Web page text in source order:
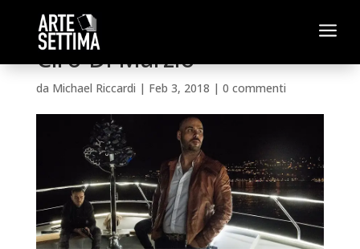
a
Ciro Di Marzio
da Michael Riccardi | Feb 3, 2018 | 0 commenti